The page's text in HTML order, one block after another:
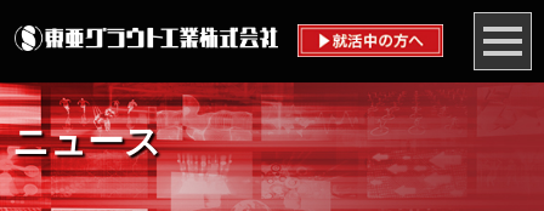
ニュース